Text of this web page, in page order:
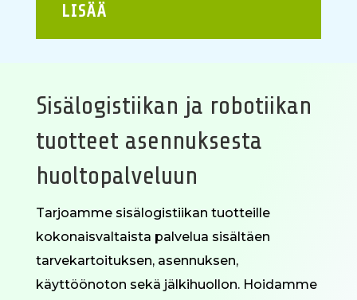
LISÄÄ
Sisälogistiikan ja robotiikan
tuotteet asennuksesta
huoltopalveluun
Tarjoamme sisälogistiikan tuotteille
kokonaisvaltaista palvelua sisältäen
tarvekartoituksen, asennuksen,
käyttöönoton sekä jälkihuollon. Hoidamme